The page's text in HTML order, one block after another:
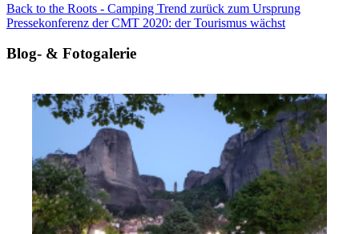
Back to the Roots - Camping Trend zurück zum Ursprung
Pressekonferenz der CMT 2020: der Tourismus wächst
Blog- & Fotogalerie